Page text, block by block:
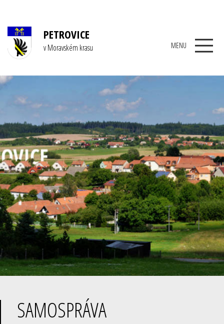
PETROVICE
v Moravském krasu MENU
SAMOSPRÁVA